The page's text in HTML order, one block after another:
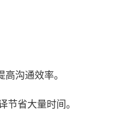
沟通效率。
节省大量时间。